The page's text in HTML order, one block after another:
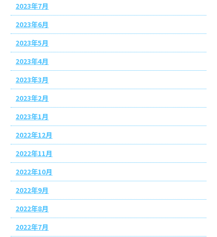
2023年7月
2023年6月
2023年5月
2023年4月
2023年3月
2023年2月
2023年1月
2022年12月
2022年11月
2022年10月
2022年9月
2022年8月
2022年7月